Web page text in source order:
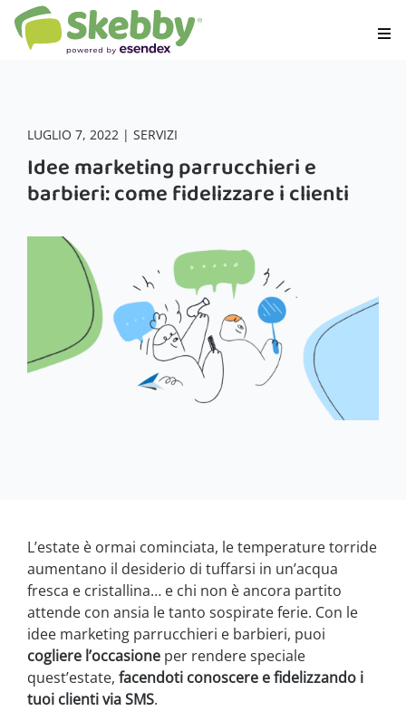
LUGLIO 7, 2022 | SERVIZI
Idee marketing parrucchieri e
barbieri: come fidelizzare i clienti
L’estate è ormai cominciata, le temperature torride
aumentano il desiderio di tuffarsi in un’acqua
fresca e cristallina… e chi non è ancora partito
attende con ansia le tanto sospirate ferie. Con le
idee marketing parrucchieri e barbieri, puoi
cogliere l’occasione per rendere speciale
quest’estate, facendoti conoscere e fidelizzando i
tuoi clienti via SMS.